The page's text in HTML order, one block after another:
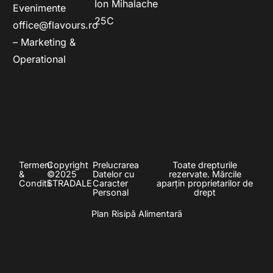
Evenimente
office@flavours.ro
– Marketing &
Operational
Ion Mihalache
25C
Termeni
&
Conditii
Copyright
©2025
STRADALE
Prelucrarea
Datelor cu
Caracter
Personal
Toate drepturile
rezervate. Mărcile
aparțin proprietarilor de
drept
Plan Risipă Alimentară